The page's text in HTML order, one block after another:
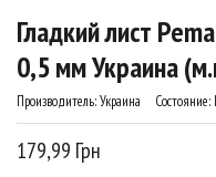
Гладкий лист
0,5 мм Украина
Производитель:Украина Состояние:
179,99 Грн